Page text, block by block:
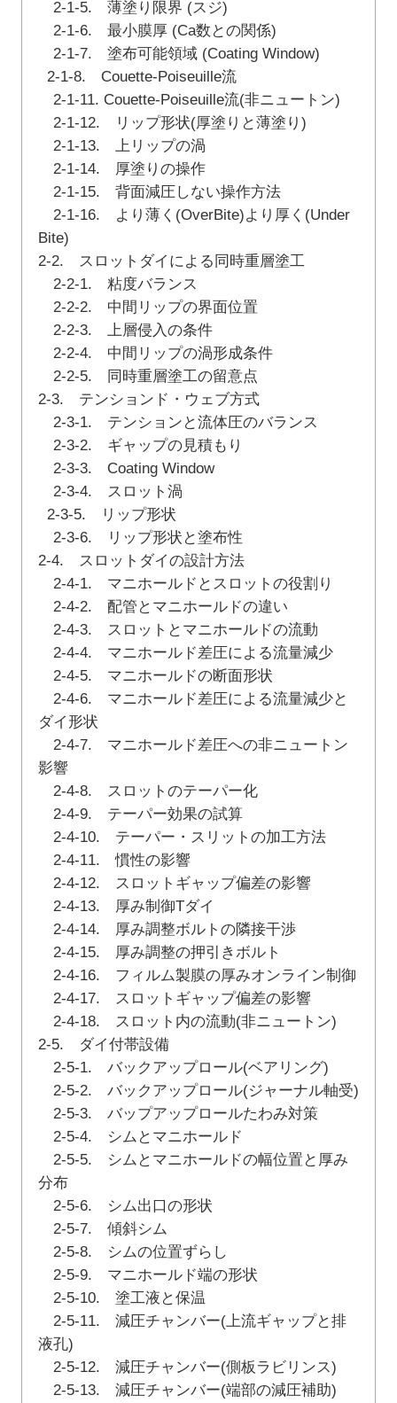
2-1-5. 薄塗り限界 (スジ)
2-1-6. 最小膜厚 (Ca数との関係)
2-1-7. 塗布可能領域 (Coating Window)
2-1-8. Couette-Poiseuille流
2-1-11. Couette-Poiseuille流(非ニュートン)
2-1-12. リップ形状(厚塗りと薄塗り)
2-1-13. 上リップの渦
2-1-14. 厚塗りの操作
2-1-15. 背面減圧しない操作方法
2-1-16. より薄く(OverBite)より厚く(Under
Bite)
2-2. スロットダイによる同時重層塗工
2-2-1. 粘度バランス
2-2-2. 中間リップの界面位置
2-2-3. 上層侵入の条件
2-2-4. 中間リップの渦形成条件
2-2-5. 同時重層塗工の留意点
2-3. テンションド・ウェブ方式
2-3-1. テンションと流体圧のバランス
2-3-2. ギャップの見積もり
2-3-3. Coating Window
2-3-4. スロット渦
2-3-5. リップ形状
2-3-6. リップ形状と塗布性
2-4. スロットダイの設計方法
2-4-1. マニホールドとスロットの役割り
2-4-2. 配管とマニホールドの違い
2-4-3. スロットとマニホールドの流動
2-4-4. マニホールド差圧による流量減少
2-4-5. マニホールドの断面形状
2-4-6. マニホールド差圧による流量減少と
ダイ形状
2-4-7. マニホールド差圧への非ニュートン
影響
2-4-8. スロットのテーパー化
2-4-9. テーパー効果の試算
2-4-10. テーパー・スリットの加工方法
2-4-11. 慣性の影響
2-4-12. スロットギャップ偏差の影響
2-4-13. 厚み制御Tダイ
2-4-14. 厚み調整ボルトの隣接干渉
2-4-15. 厚み調整の押引きボルト
2-4-16. フィルム製膜の厚みオンライン制御
2-4-17. スロットギャップ偏差の影響
2-4-18. スロット内の流動(非ニュートン)
2-5. ダイ付帯設備
2-5-1. バックアップロール(ベアリング)
2-5-2. バックアップロール(ジャーナル軸受)
2-5-3. バップアップロールたわみ対策
2-5-4. シムとマニホールド
2-5-5. シムとマニホールドの幅位置と厚み
分布
2-5-6. シム出口の形状
2-5-7. 傾斜シム
2-5-8. シムの位置ずらし
2-5-9. マニホールド端の形状
2-5-10. 塗工液と保温
2-5-11. 減圧チャンバー(上流ギャップと排
液孔)
2-5-12. 減圧チャンバー(側板ラビリンス)
2-5-13. 減圧チャンバー(端部の減圧補助)